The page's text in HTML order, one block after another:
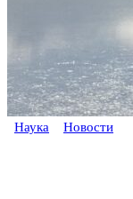
Наука Новости